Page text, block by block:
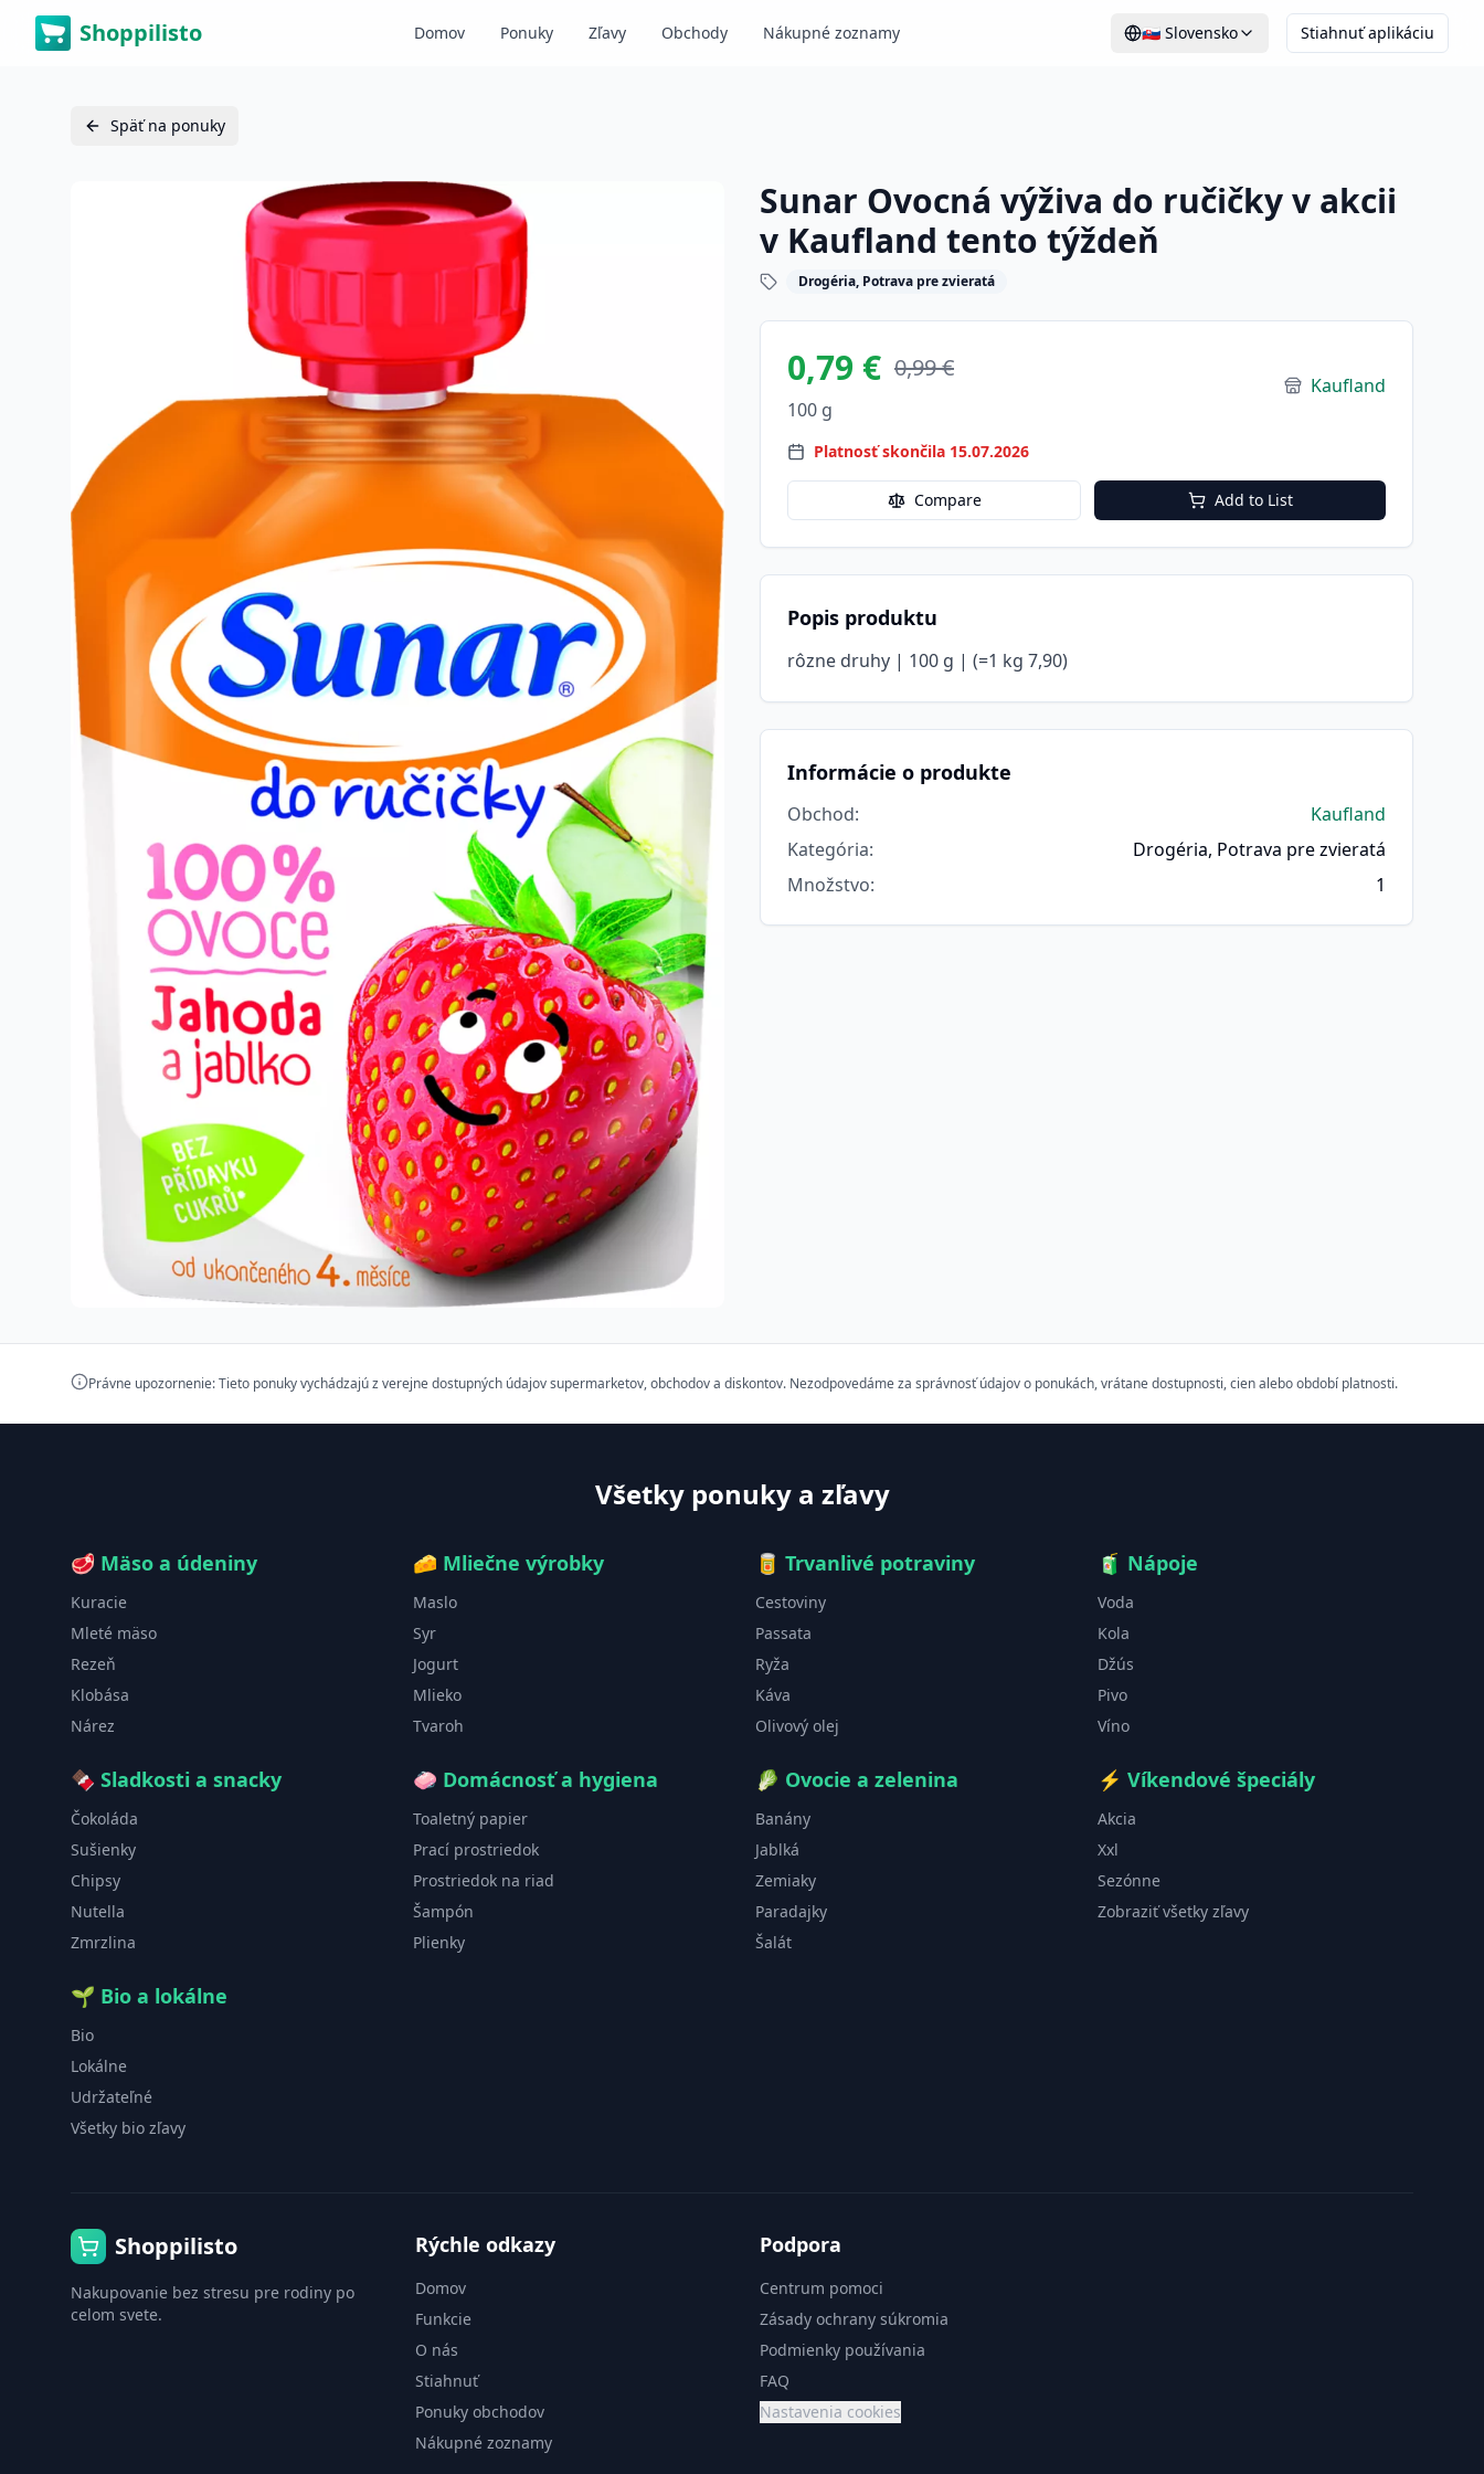
Shoppilisto Domov Ponuky Zľavy Obchody Nákupné zoznamy 🇸🇰 Slovensko Stiahnuť aplikáciu
Späť na ponuky
Sunar Ovocná výživa do ručičky v akcii
v Kaufland tento týždeň
Drogéria, Potrava pre zvieratá
0,79 € 0,99 €
100 g
Kaufland
Platnosť skončila 15.07.2026
Compare Add to List
Popis produktu
rôzne druhy | 100 g | (=1 kg 7,90)
Informácie o produkte
Obchod:
Kaufland
Kategória:
Drogéria, Potrava pre zvieratá
Množstvo: 1
Právne upozornenie: Tieto ponuky vychádzajú z verejne dostupných údajov supermarketov, obchodov a diskontov. Nezodpovedáme za správnosť údajov o ponukách, vrátane dostupnosti, cien alebo období platnosti.
Všetky ponuky a zľavy
🥩 Mäso a údeniny
Kuracie
Mleté mäso
Rezeň
Klobása
Nárez
🧀 Mliečne výrobky
Maslo
Syr
Jogurt
Mlieko
Tvaroh
🥫 Trvanlivé potraviny
Cestoviny
Passata
Ryža
Káva
Olivový olej
🧃 Nápoje
Voda
Kola
Džús
Pivo
Víno
🍫 Sladkosti a snacky
Čokoláda
Sušienky
Chipsy
Nutella
Zmrzlina
🧼 Domácnosť a hygiena
Toaletný papier
Prací prostriedok
Prostriedok na riad
Šampón
Plienky
🥬 Ovocie a zelenina
Banány
Jablká
Zemiaky
Paradajky
Šalát
⚡ Víkendové špeciály
Akcia
Xxl
Sezónne
Zobraziť všetky zľavy
🌱 Bio a lokálne
Bio
Lokálne
Udržateľné
Všetky bio zľavy
Shoppilisto
Nakupovanie bez stresu pre rodiny po
celom svete.
Rýchle odkazy
Domov
Funkcie
O nás
Stiahnuť
Ponuky obchodov
Nákupné zoznamy
Podpora
Centrum pomoci
Zásady ochrany súkromia
Podmienky používania
FAQ
Nastavenia cookies